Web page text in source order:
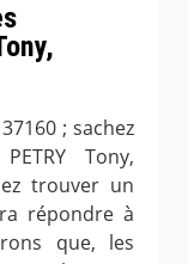
; sachez
Tony,
trouver un
répondre à
que, les